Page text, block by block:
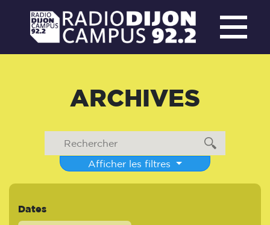
ARCHIVES
Afficher les filtres
Dates